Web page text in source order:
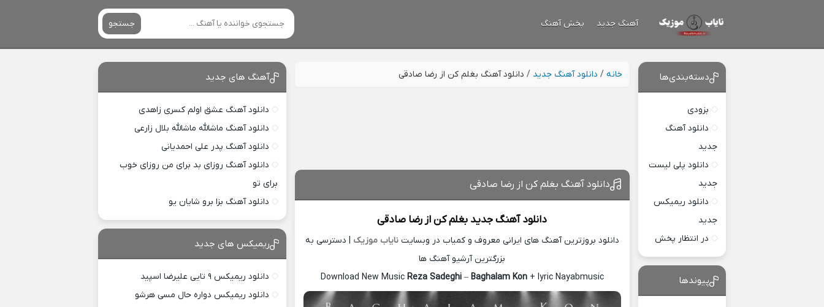
آهنگ جدید پخش آهنگ جستجو
خانه / دانلود آهنگ جدید / دانلود آهنگ بغلم کن از رضا صادقی
دانلود آهنگ بغلم کن از رضا صادقی
دانلود آهنگ جدید بغلم کن ازرضا صادقی
دانلود بروزترین آهنگ های ایرانی معروف و کمیاب در وبسایتنایاب موزیک | دسترسی به
بزرگترین آرشیو آهنگ ها
Download New Music Reza Sadeghi– Baghalam Kon+ lyric Nayabmusic
دسته‌بندی‌ها
بزودی
دانلود آهنگ
جدید
دانلود پلی لیست
جدید
دانلود ریمیکس
جدید
در انتظار پخش
پیوندها
آهنگ های جدید
دانلود آهنگ عشق اولم کسری زاهدی
دانلود آهنگ ماشالله ماشالله بلال زارعی
دانلود آهنگ پدر علی احمدیانی
دانلود آهنگ روزای بد برای من روزای خوب
برای تو
دانلود آهنگ بزا برو شایان یو
ریمیکس های جدید
دانلود ریمیکس ۹ تایی علیرضا اسپید
دانلود ریمیکس دواره حال مسی هرشو